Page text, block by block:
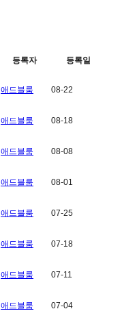
등록자 등록일
애드블룸 08-22
애드블룸 08-18
애드블룸 08-08
애드블룸 08-01
애드블룸 07-25
애드블룸 07-18
애드블룸 07-11
애드블룸 07-04